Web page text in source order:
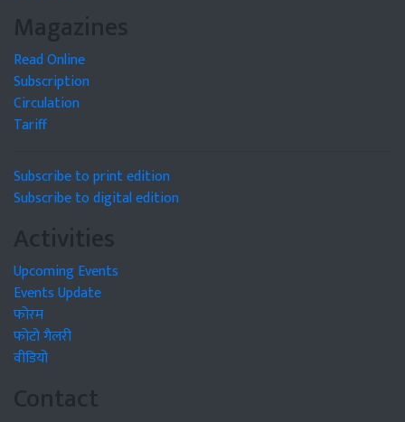
Magazines
Read Online
Subscription
Circulation
Tariff
Subscribe to print edition
Subscribe to digital edition
Activities
Upcoming Events
Events Update
फोरम
फोटो गैलरी
वीडियो
Contact